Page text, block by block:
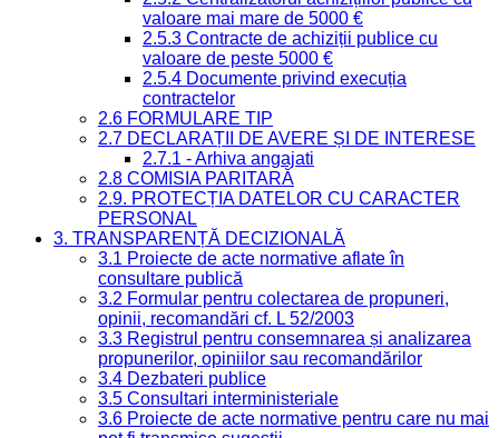
valoare mai mare de 5000 €
2.5.3 Contracte de achiziții publice cu
valoare de peste 5000 €
2.5.4 Documente privind execuția
contractelor
2.6 FORMULARE TIP
2.7 DECLARAȚII DE AVERE ȘI DE INTERESE
2.7.1 - Arhiva angajati
2.8 COMISIA PARITARĂ
2.9. PROTECȚIA DATELOR CU CARACTER
PERSONAL
3. TRANSPARENȚĂ DECIZIONALĂ
3.1 Proiecte de acte normative aflate în
consultare publică
3.2 Formular pentru colectarea de propuneri,
opinii, recomandări cf. L 52/2003
3.3 Registrul pentru consemnarea și analizarea
propunerilor, opiniilor sau recomandărilor
3.4 Dezbateri publice
3.5 Consultari interministeriale
3.6 Proiecte de acte normative pentru care nu mai